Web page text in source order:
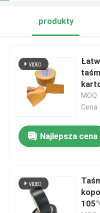
produkty
Cena
Najlepsza cena